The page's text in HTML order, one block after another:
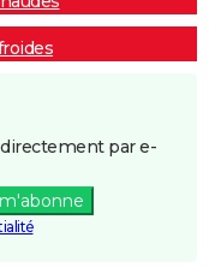
par e-